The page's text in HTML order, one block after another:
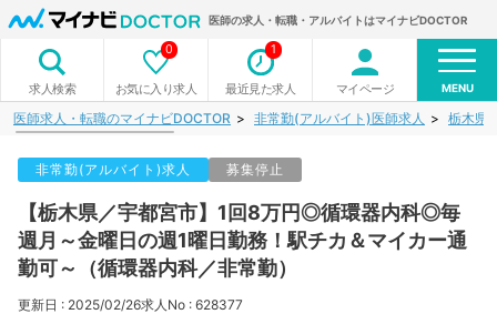
医師の求人・転職・アルバイトはマイナビDOCTOR
求人検索 お気に入り求人
0
最近見た求人
1
マイページ MENU
医師求人・転職のマイナビDOCTOR 非常勤(アルバイト)医師求人 栃木県
非常勤(アルバイト)求人 募集停止
【栃木県／宇都宮市】1回8万円◎循環器内科◎毎
週月～金曜日の週1曜日勤務！駅チカ＆マイカー通
勤可～（循環器内科／非常勤）
更新日 : 2025/02/26求人No : 628377